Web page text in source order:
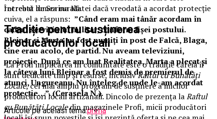
Întrebat de Sorina Matei dacă vreodată a acordat protecție
cuiva, el a răspuns: ”Când eram mai tânăr acordam în
cadrul serviciului militar, conform fișei postului.
Blejnar și Marta au fost numiți în post de Falcă, Blaga,
cine erau acolo, de partid. Nu aveam televiziuni,
proiecție. După ce am luat Realitatea, Marta a plecat și
la câteva luni Blejnar a fost demis de premierul de
atunci, Ungureanu. Nu înțeleg de unde le-am acordat
protecție…”. (Cerasela N.).
Articole pe aceiasi tema:prima
recreată lumea rurală.
Tradiție pentru susținerea
producătorilor locali
La Profi implicarea în comunitate este o tradiție căreia îi
sunt dedicate timp și resurse, inclusivRaftul cu Bunătăți
Locale, cel mai amplu program de susținere a micilor
producători locali artizanali. Dincolo de prezența laRaftul
cu Bunătăți Localedin magazinele Profi, micii producători